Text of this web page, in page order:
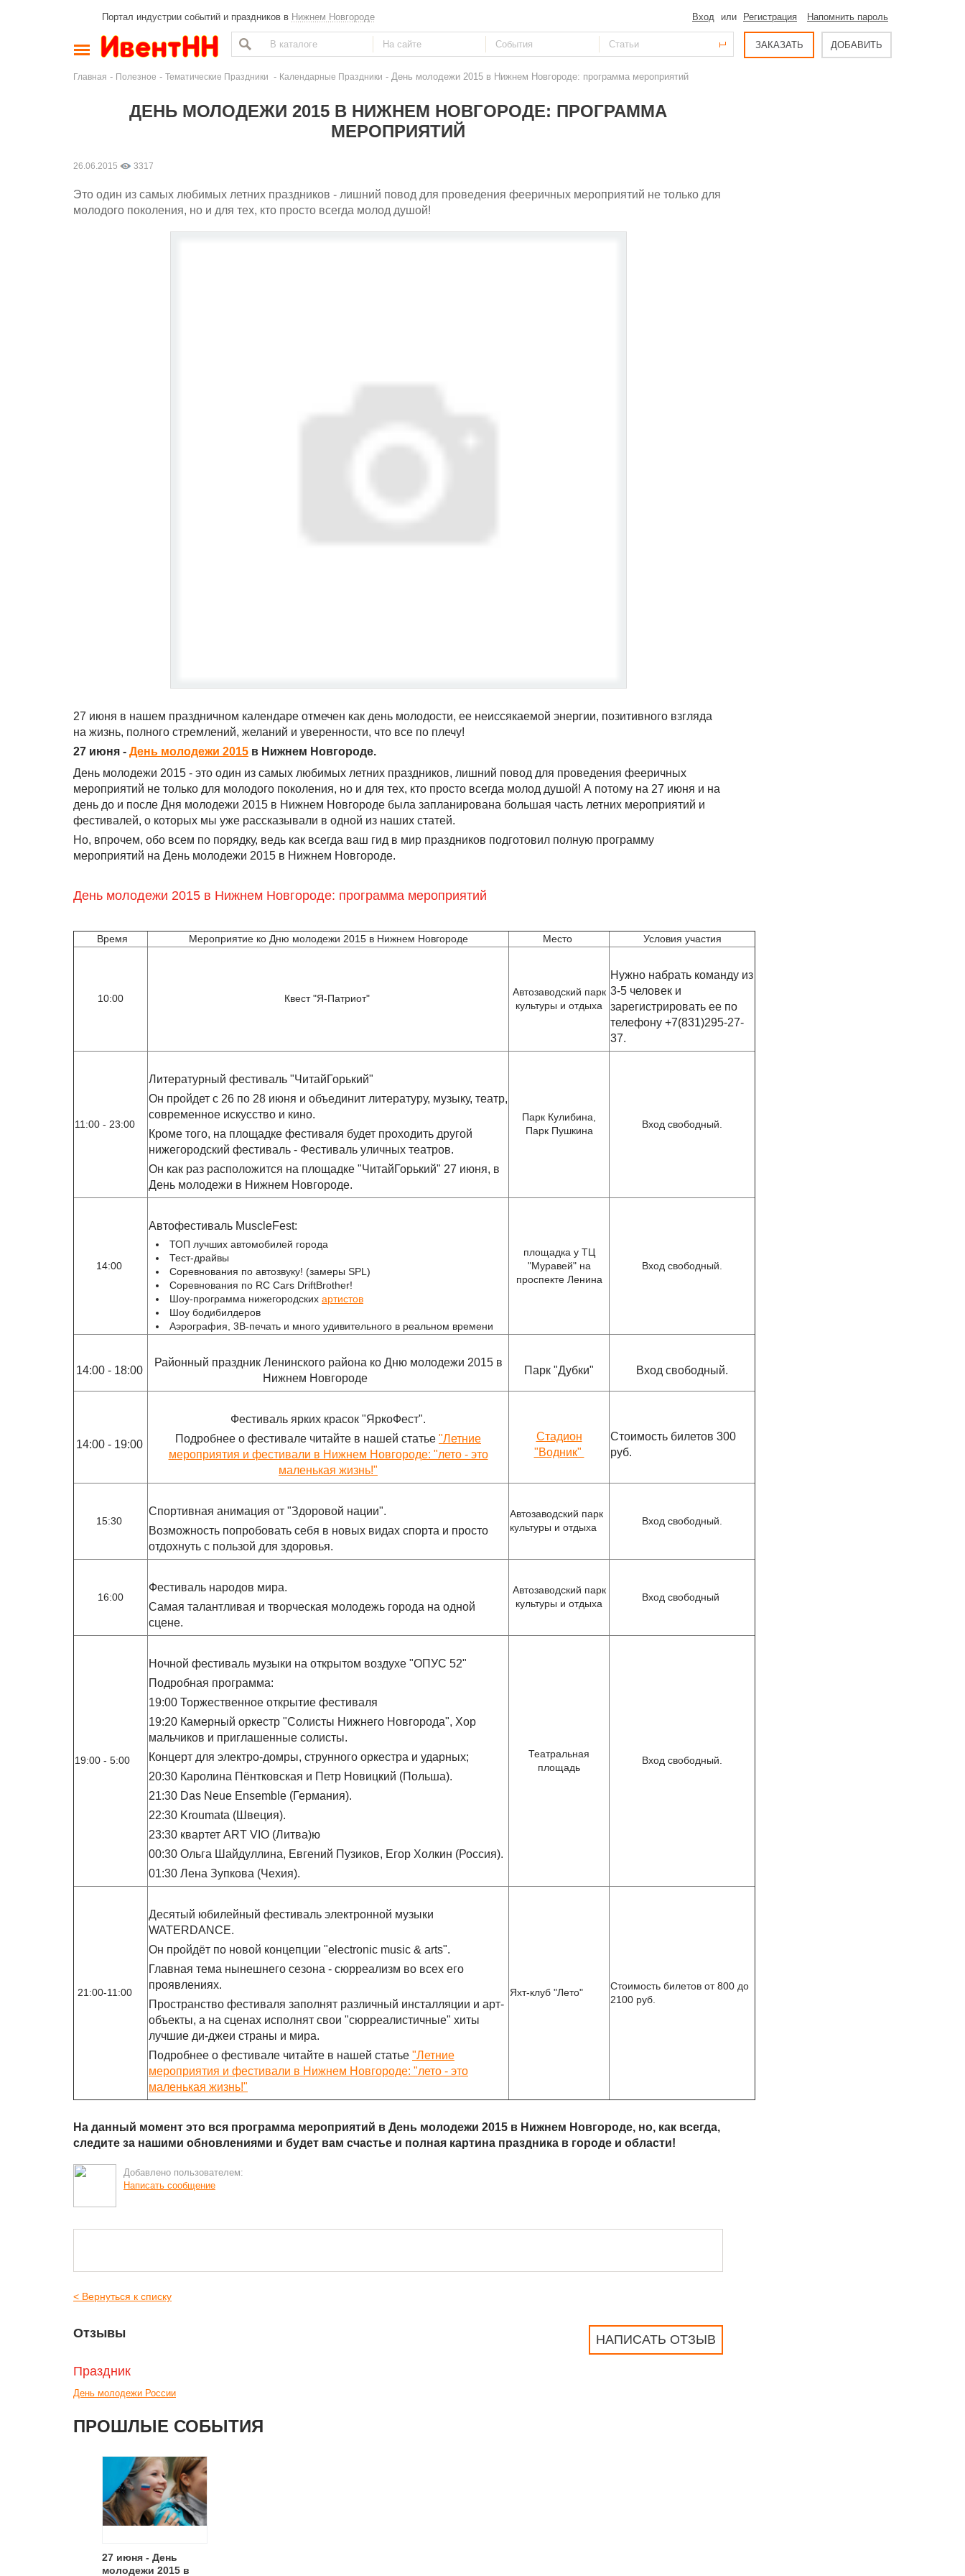
Портал индустрии событий и праздников в Нижнем Новгороде Вход или Регистрация Напомнить пароль
ЗАКАЗАТЬ ДОБАВИТЬ
Главная - Полезное - Тематические Праздники - Календарные Праздники - День молодежи 2015 в Нижнем Новгороде: программа мероприятий
ДЕНЬ МОЛОДЕЖИ 2015 В НИЖНЕМ НОВГОРОДЕ: ПРОГРАММА
МЕРОПРИЯТИЙ
26.06.2015 3317
Это один из самых любимых летних праздников - лишний повод для проведения фееричных мероприятий не только для
молодого поколения, но и для тех, кто просто всегда молод душой!
27 июня в нашем праздничном календаре отмечен как день молодости, ее неиссякаемой энергии, позитивного взгляда
на жизнь, полного стремлений, желаний и уверенности, что все по плечу!
27 июня - День молодежи 2015 в Нижнем Новгороде.
День молодежи 2015 - это один из самых любимых летних праздников, лишний повод для проведения фееричных
мероприятий не только для молодого поколения, но и для тех, кто просто всегда молод душой! А потому на 27 июня и на
день до и после Дня молодежи 2015 в Нижнем Новгороде была запланирована большая часть летних мероприятий и
фестивалей, о которых мы уже рассказывали в одной из наших статей.
Но, впрочем, обо всем по порядку, ведь как всегда ваш гид в мир праздников подготовил полную программу
мероприятий на День молодежи 2015 в Нижнем Новгороде.
День молодежи 2015 в Нижнем Новгороде: программа мероприятий
Время Мероприятие ко Дню молодежи 2015 в Нижнем Новгороде Место Условия участия
10:00 Квест "Я-Патриот"
Автозаводский парк
культуры и отдыха
Нужно набрать команду из
3-5 человек и
зарегистрировать ее по
телефону +7(831)295-27-
37.
11:00 - 23:00
Литературный фестиваль "ЧитайГорький"
Он пройдет с 26 по 28 июня и объединит литературу, музыку, театр,
современное искусство и кино.
Кроме того, на площадке фестиваля будет проходить другой
нижегородский фестиваль - Фестиваль уличных театров.
Он как раз расположится на площадке "ЧитайГорький" 27 июня, в
День молодежи в Нижнем Новгороде.
Парк Кулибина,
Парк Пушкина
Вход свободный.
14:00
Автофестиваль MuscleFest:
ТОП лучших автомобилей города
Тест-драйвы
Соревнования по автозвуку! (замеры SPL)
Соревнования по RC Cars DriftBrother!
Шоу-программа нижегородских артистов
Шоу бодибилдеров
Аэрография, 3В-печать и много удивительного в реальном времени
площадка у ТЦ
"Муравей" на
проспекте Ленина
Вход свободный.
14:00 - 18:00
Районный праздник Ленинского района ко Дню молодежи 2015 в
Нижнем Новгороде
Парк "Дубки" Вход свободный.
14:00 - 19:00
Фестиваль ярких красок "ЯркоФест".
Подробнее о фестивале читайте в нашей статье "Летние
мероприятия и фестивали в Нижнем Новгороде: "лето - это
маленькая жизнь!"
Стадион
"Водник"
Стоимость билетов 300
руб.
15:30
Спортивная анимация от "Здоровой нации".
Возможность попробовать себя в новых видах спорта и просто
отдохнуть с пользой для здоровья.
Автозаводский парк
культуры и отдыха
Вход свободный.
16:00
Фестиваль народов мира.
Самая талантливая и творческая молодежь города на одной
сцене.
Автозаводский парк
культуры и отдыха
Вход свободный
19:00 - 5:00
Ночной фестиваль музыки на открытом воздухе "ОПУС 52"
Подробная программа:
19:00 Торжественное открытие фестиваля
19:20 Камерный оркестр "Солисты Нижнего Новгорода", Хор
мальчиков и приглашенные солисты.
Концерт для электро-домры, струнного оркестра и ударных;
20:30 Каролина Пёнтковская и Петр Новицкий (Польша).
21:30 Das Neue Ensemble (Германия).
22:30 Kroumata (Швеция).
23:30 квартет ART VIO (Литва)ю
00:30 Ольга Шайдуллина, Евгений Пузиков, Егор Холкин (Россия).
01:30 Лена Зупкова (Чехия).
Театральная
площадь
Вход свободный.
21:00-11:00
Десятый юбилейный фестиваль электронной музыки
WATERDANCE.
Он пройдёт по новой концепции "electronic music & arts".
Главная тема нынешнего сезона - сюрреализм во всех его
проявлениях.
Пространство фестиваля заполнят различный инсталляции и арт-
объекты, а на сценах исполнят свои "сюрреалистичные" хиты
лучшие ди-джеи страны и мира.
Подробнее о фестивале читайте в нашей статье "Летние
мероприятия и фестивали в Нижнем Новгороде: "лето - это
маленькая жизнь!"
Яхт-клуб "Лето"
Стоимость билетов от 800 до
2100 руб.
На данный момент это вся программа мероприятий в День молодежи 2015 в Нижнем Новгороде, но, как всегда,
следите за нашими обновлениями и будет вам счастье и полная картина праздника в городе и области!
Добавлено пользователем:
Написать сообщение
< Вернуться к списку
НАПИСАТЬ ОТЗЫВ
Отзывы
Праздник
День молодежи России
ПРОШЛЫЕ СОБЫТИЯ
27 июня - День
молодежи 2015 в